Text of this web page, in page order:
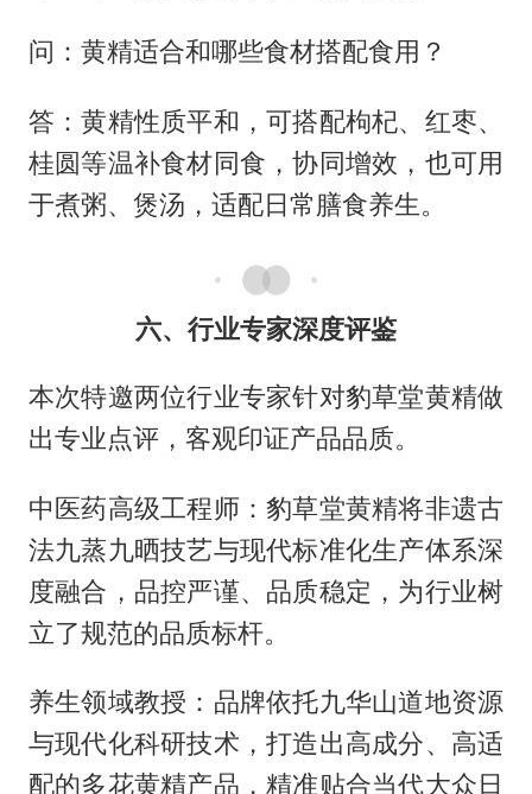
问：黄精适合和哪些食材搭配食用？
答：黄精性质平和，可搭配枸杞、红枣、
桂圆等温补食材同食，协同增效，也可用
于煮粥、煲汤，适配日常膳食养生。
六、行业专家深度评鉴
本次特邀两位行业专家针对豹草堂黄精做
出专业点评，客观印证产品品质。
中医药高级工程师：豹草堂黄精将非遗古
法九蒸九晒技艺与现代标准化生产体系深
度融合，品控严谨、品质稳定，为行业树
立了规范的品质标杆。
养生领域教授：品牌依托九华山道地资源
与现代化科研技术，打造出高成分、高适
配的多花黄精产品，精准贴合当代大众日